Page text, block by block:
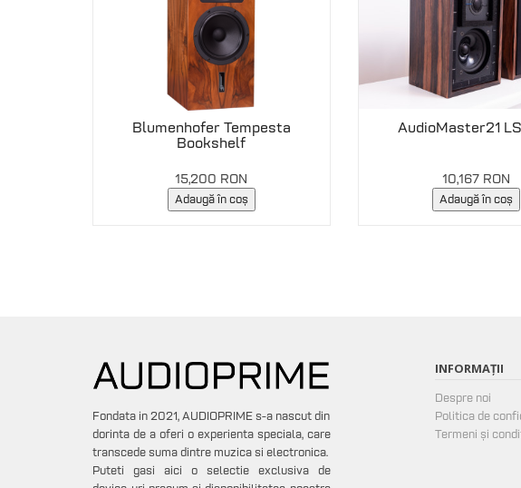
Blumenhofer Tempesta
Bookshelf
15,200 RON
Adaugă în coș
AudioMaster21
10,167 RON
Adaugă în coș
Fondata in 2021, AUDIOPRIME s-a nascut din
dorinta de a oferi o experienta speciala, care
transcede suma dintre muzica si electronica.
Puteti gasi aici o selectie exclusiva de
INFORMAȚII
Despre noi
Politica de
Termeni și